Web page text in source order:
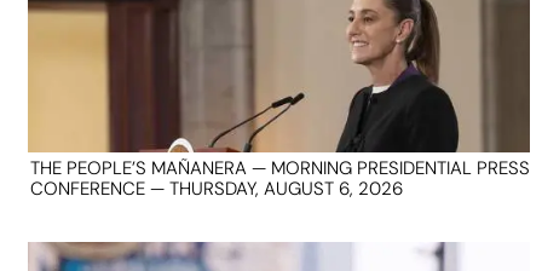
THE PEOPLE’S MAÑANERA — MORNING PRESIDENTIAL PRESS
CONFERENCE — THURSDAY, AUGUST 6, 2026